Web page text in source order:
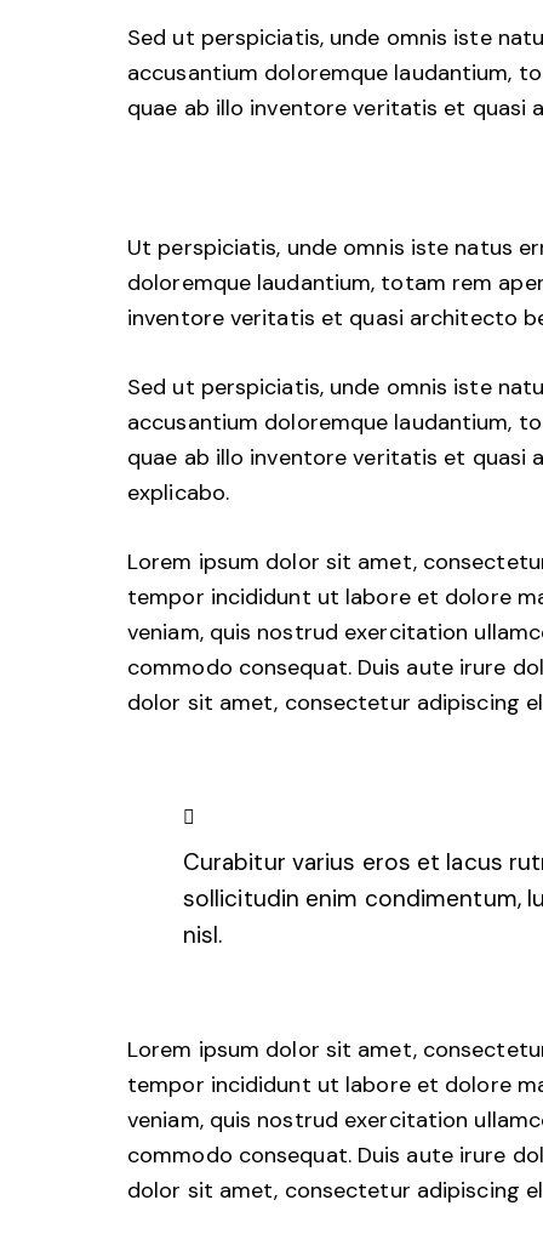
Sed ut perspiciatis, unde omnis iste
accusantium doloremque laudantium,
quae ab illo inventore veritatis et
Ut perspiciatis, unde omnis iste natus
doloremque laudantium, totam rem
inventore veritatis et quasi architecto
Sed ut perspiciatis, unde omnis iste
accusantium doloremque laudantium,
quae ab illo inventore veritatis et
explicabo.
Lorem ipsum dolor sit amet,
tempor incididunt ut labore et dolore
veniam, quis nostrud exercitation
commodo consequat. Duis aute irure
dolor sit amet, consectetur adipiscing
Curabitur varius eros et lacus
sollicitudin enim condimentum,
nisl.
Lorem ipsum dolor sit amet,
tempor incididunt ut labore et dolore
veniam, quis nostrud exercitation
commodo consequat. Duis aute irure
dolor sit amet, consectetur adipiscing